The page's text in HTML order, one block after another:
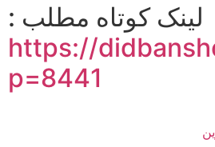
لینک کوتاه مطلب :
https://
p=8441